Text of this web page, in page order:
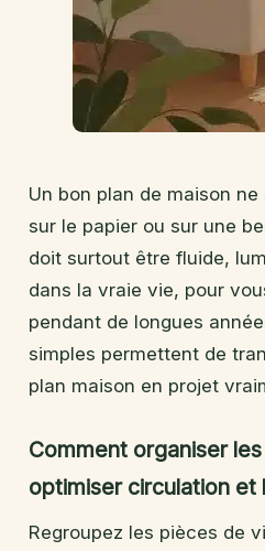
Un bon plan de maison
sur le papier ou sur une
doit surtout être fluide,
dans la vraie vie, pour
pendant de longues
simples permettent de
plan maison en projet
Comment organiser
optimiser circulation et
Regroupez les pièces de